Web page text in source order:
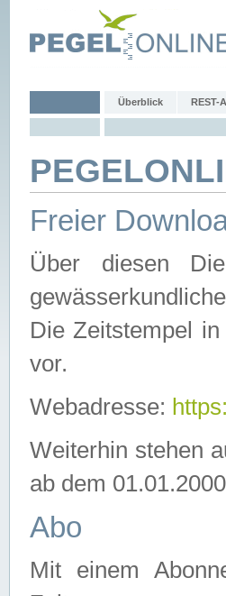
Überblick REST-
Freier
Über diesen
Die Zeitstempel
vor.
Webadresse:
Weiterhin stehen
ab dem
Abo
Mit einem